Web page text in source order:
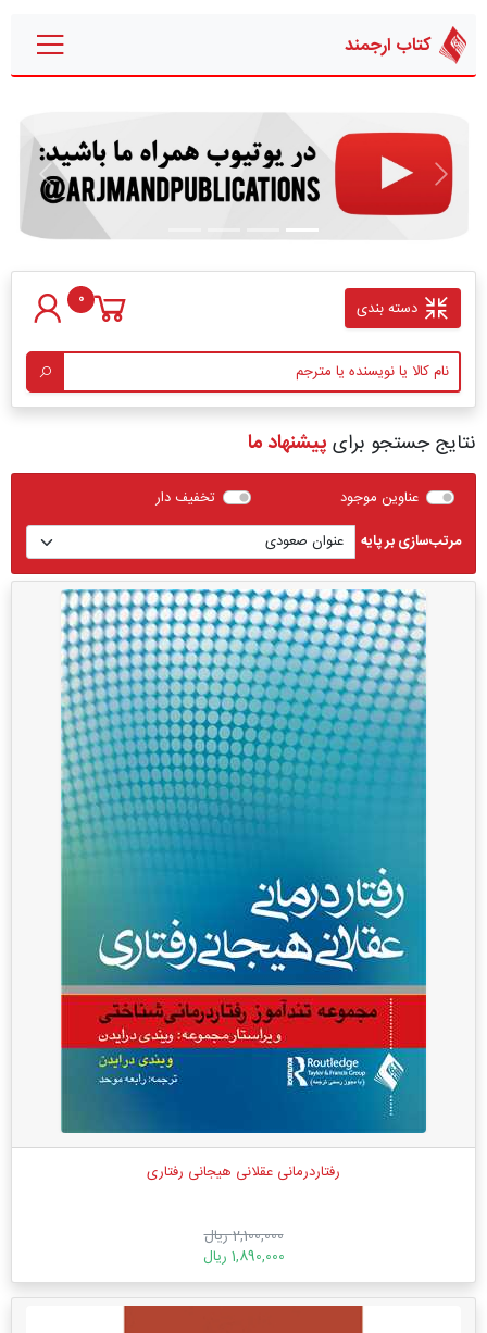
کتاب ارجمند
قبلی بعدی
دسته بندی 0
نتایج جستجو برای پیشنهاد ما
عناوین موجود
تخفیف دار
مرتب‌سازی بر پایه
رفتاردرمانی عقلانی هیجانی رفتاری
2,100,000 ریال
1,890,000 ریال